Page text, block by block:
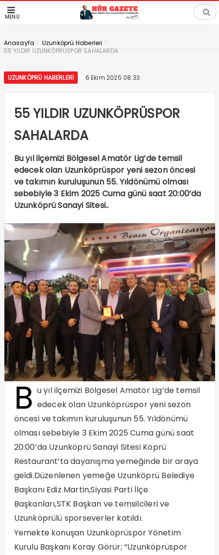
MENÜ
Anasayfa > Uzunköprü Haberleri >
55 YILDIR UZUNKÖPRÜSPOR SAHALARDA
UZUNKÖPRÜ HABERLERI 6 Ekim 2025 08:33
55 YILDIR UZUNKÖPRÜSPOR
SAHALARDA
Bu yıl ilçemizi Bölgesel Amatör Lig’de temsil
edecek olan Uzunköprüspor yeni sezon öncesi
ve takımın kuruluşunun 55. Yıldönümü olması
sebebiyle 3 Ekim 2025 Cuma günü saat 20:00’da
Uzunköprü Sanayi Sitesi..
B u yıl ilçemizi Bölgesel Amatör Lig’de temsil
edecek olan Uzunköprüspor yeni sezon
öncesi ve takımın kuruluşunun 55. Yıldönümü
olması sebebiyle 3 Ekim 2025 Cuma günü saat
20:00’da Uzunköprü Sanayi Sitesi Köprü
Restaurant’ta dayanışma yemeğinde bir araya
geldi.Düzenlenen yemeğe Uzunköprü Belediye
Başkanı Ediz Martin,Siyasi Parti İlçe
Başkanları,STK Başkan ve temsilcileri ve
Uzunköprülü sporseverler katıldı.
Yemekte konuşan Uzunköprüspor Yönetim
Kurulu Başkanı Koray Görür; “Uzunköprüspor